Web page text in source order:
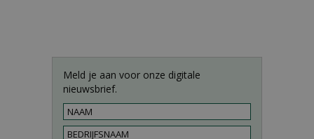
Meld je aan voor onze digitale
nieuwsbrief.